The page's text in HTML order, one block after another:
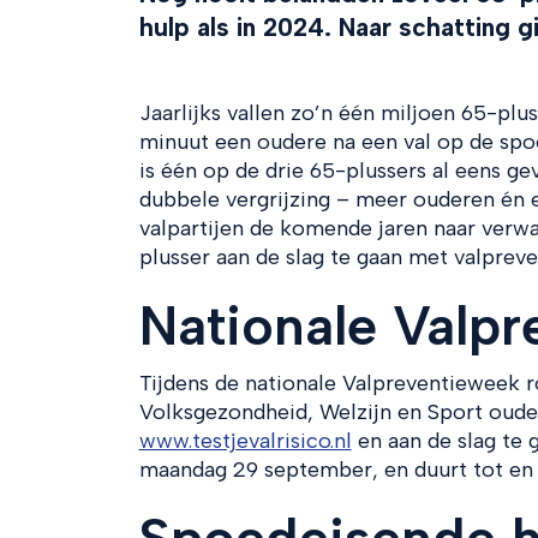
hulp als in 2024. Naar schatting
Jaarlijks vallen zo’n één miljoen 65-
minuut een oudere na een val op de
is één op de drie 65-plussers al eens
dubbele vergrijzing – meer ouderen
valpartijen de komende jaren naar
plusser aan de slag te gaan met
Nationale
Tijdens de nationale Valpreventieweek
Volksgezondheid, Welzijn en Sport
www.testjevalrisico.nl en aan de slag te
maandag 29 september, en duurt tot